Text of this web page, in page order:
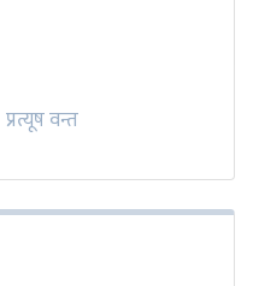
प्रत्यूष वन्त